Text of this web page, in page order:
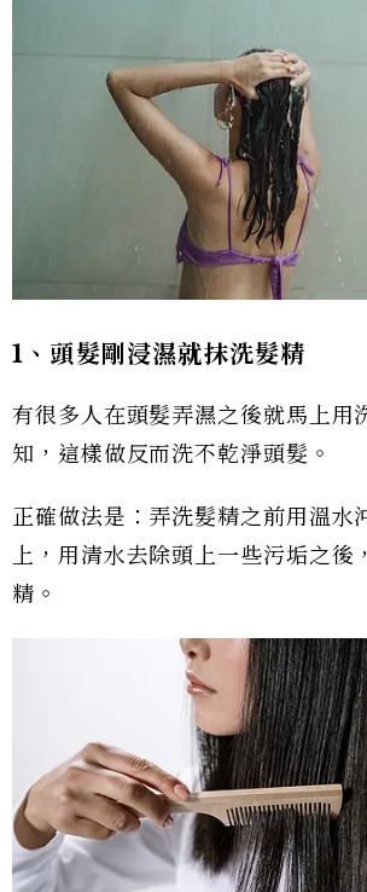
1、頭髮剛浸濕就抹洗髮精
有很多人在頭髮弄濕之後就馬上用
知，這樣做反而洗不乾淨頭髮。
正確做法是：弄洗髮精之前用溫水
上，用清水去除頭上一些污垢之後
精。